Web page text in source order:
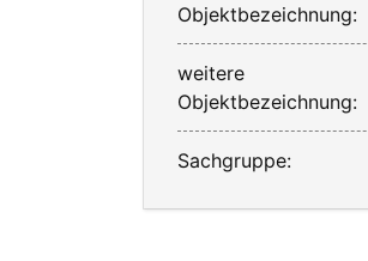
Objektbezeichnung:
weitere
Objektbezeichnung:
Sachgruppe: